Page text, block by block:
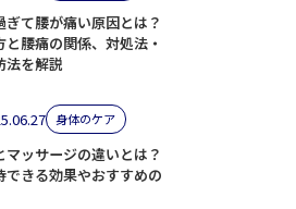
ぎて腰が痛い原因とは？
と腰痛の関係、対処法・
法を解説
身体のケア
マッサージの違いとは？
できる効果やおすすめの